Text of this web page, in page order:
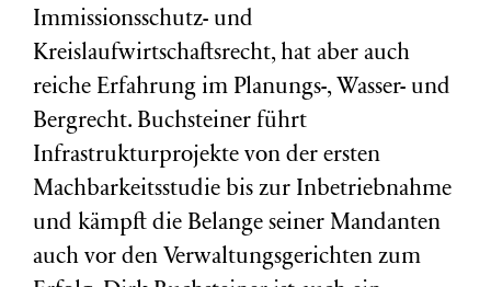
Immissionsschutz- und
Kreislaufwirtschaftsrecht, hat aber auch
reiche Erfahrung im Planungs-, Wasser- und
Bergrecht. Buchsteiner führt
Infrastrukturprojekte von der ersten
Machbarkeitsstudie bis zur Inbetriebnahme
und kämpft die Belange seiner Mandanten
auch vor den Verwaltungsgerichten zum